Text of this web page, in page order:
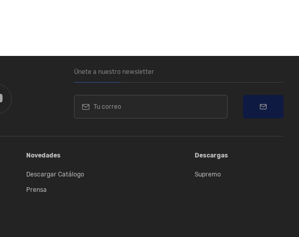
Únete a nuestro newsletter
Novedades
Descargar Catálogo
Prensa
Descargas
Supremo